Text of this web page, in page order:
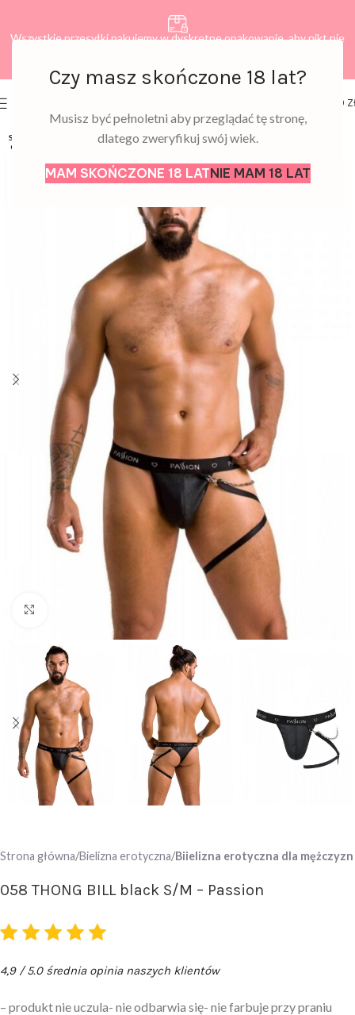
Czy masz skończone 18 lat?
Musisz być pełnoletni aby przeglądać tę stronę,
dlatego zweryfikuj swój wiek.
MAM SKOŃCZONE 18 LATNIE MAM 18 LAT
Wszystkie przesyłki pakujemy w dyskretne opakowanie, aby nikt nie
0,00
SOLD
OUT
Click to enlarge
Strona główna Bielizna erotyczna Biielizna erotyczna dla mężczyzn
058 THONG BILL black S/M – Passion
4,9 / 5.0 średnia opinia naszych klientów
– produkt nie uczula- nie odbarwia się- nie farbuje przy praniu